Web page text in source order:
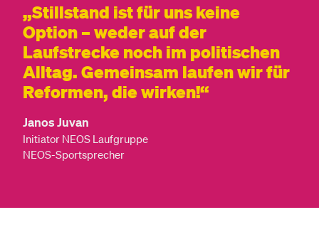
Stillstand ist für uns keine
Option – weder auf der
Laufstrecke noch im politischen
Alltag. Gemeinsam laufen wir für
Reformen, die wirken!
Janos Juvan
Initiator NEOS Laufgruppe
NEOS-Sportsprecher